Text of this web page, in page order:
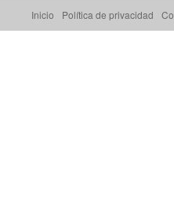
Inicio Política de privacidad